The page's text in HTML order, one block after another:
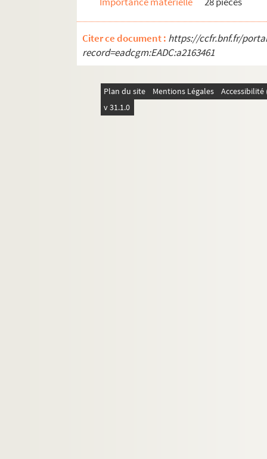
Citer ce document : https://ccfr.bnf.fr/
record=eadcgm:EADC:a2163461
Plan du site Mentions Légales
v 31.1.0